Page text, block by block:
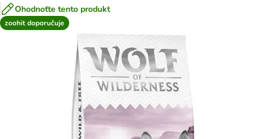
Ohodnoťte tento produkt
zoohit doporučuje